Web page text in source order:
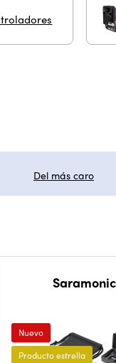
Del más caro
Nuevo
Producto estrella